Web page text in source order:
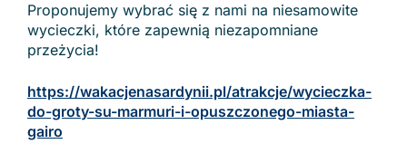
Proponujemy wybrać się z nami na niesamowite
wycieczki, które zapewnią niezapomniane
przeżycia!
https://wakacjenasardynii.pl/atrakcje/wycieczka-
do-groty-su-marmuri-i-opuszczonego-miasta-
gairo